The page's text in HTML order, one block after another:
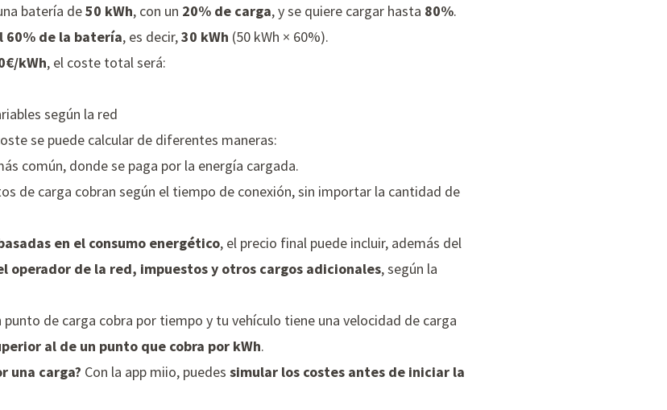
batería de50 kWh, con un 20% de carga, y se quiere cargar hasta 80%.
60% de la batería, es decir,30 kWh (50 kWh × 60%).
kWh, el coste total será:
según la red
se puede calcular de diferentes maneras:
común, donde se paga por la energía cargada.
de carga cobran según el tiempo de conexión, sin importar la cantidad de
en el consumo energético, el precio final puede incluir, además del
operador de la red, impuestos y otros cargos adicionales, según la
punto de carga cobra por tiempo y tu vehículo tiene una velocidad de carga
al de un punto que cobra por kWh.
una carga? Con la app miio, puedes simular los costes antes de iniciar la